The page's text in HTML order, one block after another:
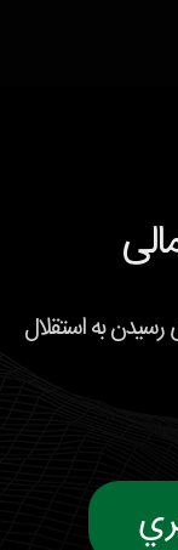
رسیدن به استقلال